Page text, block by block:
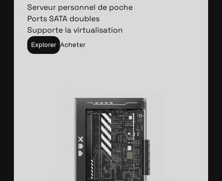
Serveur personnel de poche
Ports SATA doubles
Supporte la virtualisation
Explorer Acheter